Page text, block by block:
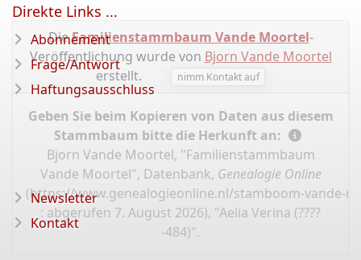
DieFamilienstammbaum Vande Moortel-
Veröffentlichung wurde von Bjorn Vande Moortel
erstellt.
nimm Kontakt auf
Geben Sie beim Kopieren von Daten aus diesem
Stammbaum bitte die Herkunft an:
Bjorn Vande Moortel, "Familienstammbaum
Vande Moortel", Datenbank, Genealogie Online
(https://www.genealogieonline.nl/stamboom-vande-
: abgerufen 7. August 2026), "Aelia Verina (????
-484)".
Direkte Links ...
Abonnement
Frage/Antwort
Haftungsausschluss
Newsletter
Kontakt